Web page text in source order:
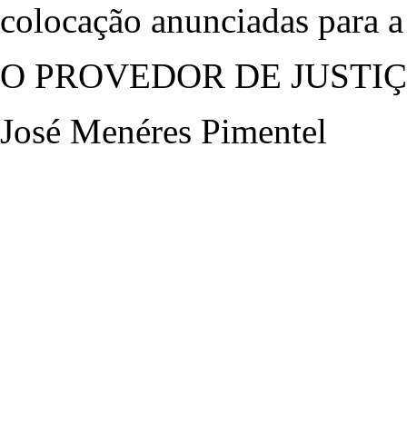
colocação anunciadas para
O PROVEDOR DE
José Menéres Pimentel